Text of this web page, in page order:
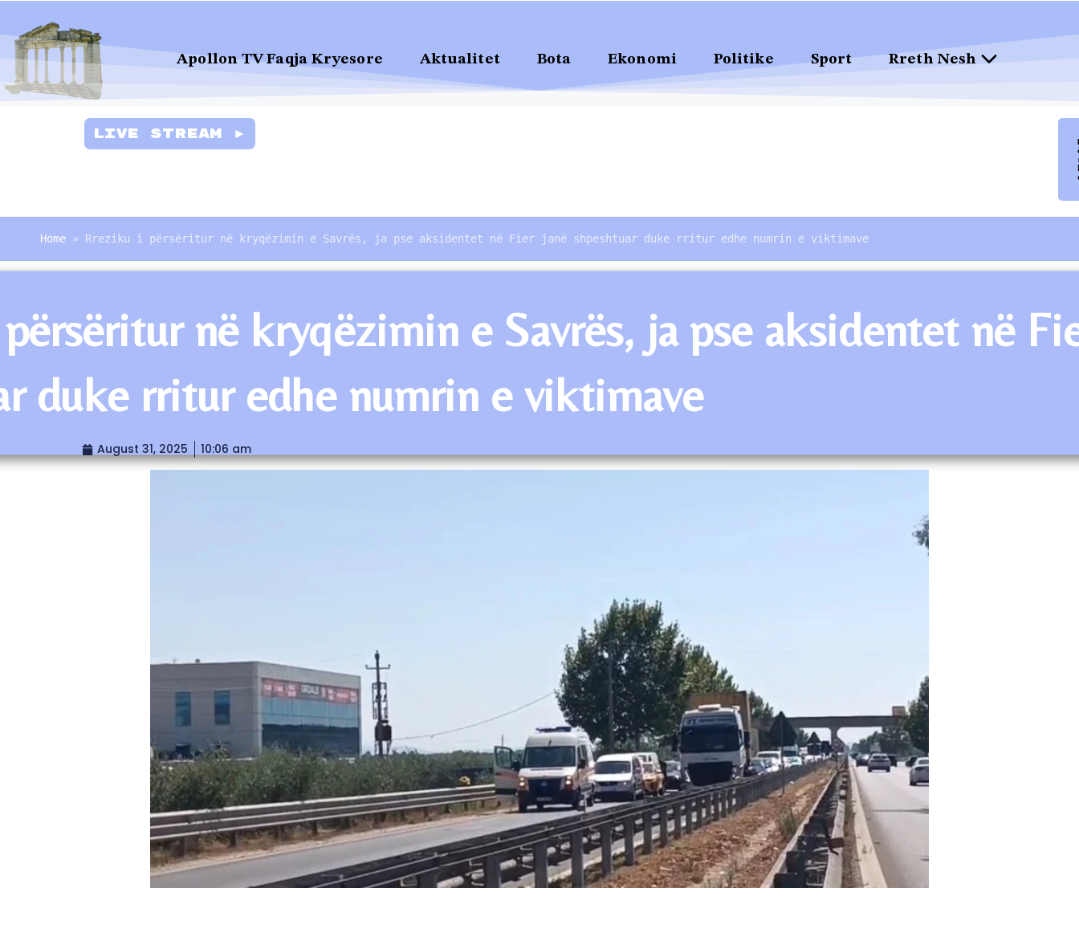
Apollon TV Faqja Kryesore Aktualitet Bota Ekonomi Politike Sport Rreth Nesh
Live Stream ►
Home » Rreziku i përsëritur në kryqëzimin e Savrës, ja pse aksidentet në Fier janë shpeshtuar duke rritur edhe numrin e viktimave
në kryqëzimin e Savrës, ja pse aksidentet në
duke rritur edhe numrin e viktimave
August 31, 2025 10:06 am